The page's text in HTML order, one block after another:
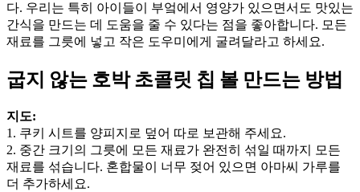
다. 우리는 특히 아이들이 부엌에서 영양가 있으면서도 맛있는
간식을 만드는 데 도움을 줄 수 있다는 점을 좋아합니다. 모든
재료를 그릇에 넣고 작은 도우미에게 굴려달라고 하세요.
굽지 않는 호박 초콜릿 칩 볼 만드는 방법
지도:
1. 쿠키 시트를 양피지로 덮어 따로 보관해 주세요.
2. 중간 크기의 그릇에 모든 재료가 완전히 섞일 때까지 모든
재료를 섞습니다. 혼합물이 너무 젖어 있으면 아마씨 가루를
더 추가하세요.